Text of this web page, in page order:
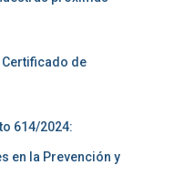
de
614/2024:
en la Prevención y